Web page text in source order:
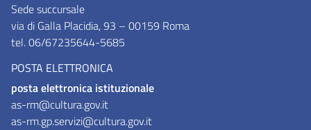
Sede succursale
via di Galla Placidia, 93 – 00159 Roma
tel. 06/67235644-5685
POSTA ELETTRONICA
posta elettronica istituzionale
as-rm@cultura.gov.it
as-rm.gp.servizi@cultura.gov.it